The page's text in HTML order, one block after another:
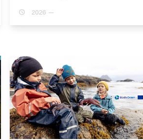
2026 —